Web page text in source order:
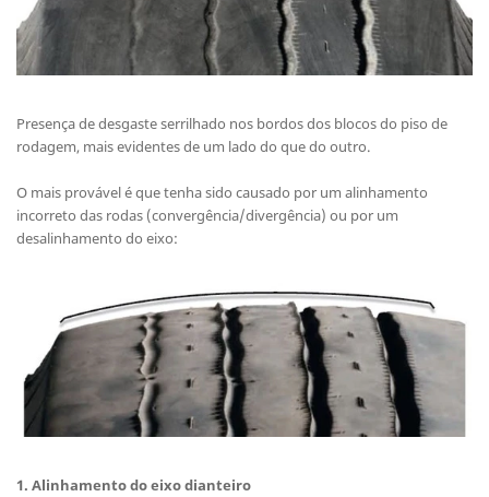
Presença de desgaste serrilhado nos bordos dos blocos do piso de
rodagem, mais evidentes de um lado do que do outro.
O mais provável é que tenha sido causado por um alinhamento
incorreto das rodas (convergência/divergência) ou por um
desalinhamento do eixo:
1. Alinhamento do eixo dianteiro